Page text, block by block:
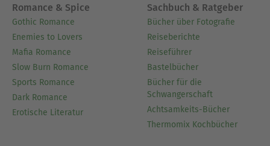
Romance & Spice
Gothic Romance
Enemies to Lovers
Mafia Romance
Slow Burn Romance
Sports Romance
Dark Romance
Erotische Literatur
Sachbuch & Ratgeber
Bücher über Fotografie
Reiseberichte
Reiseführer
Bastelbücher
Bücher für die
Schwangerschaft
Achtsamkeits-Bücher
Thermomix Kochbücher